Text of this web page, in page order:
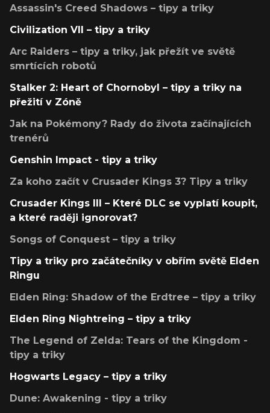
Assassin's Creed Shadows – tipy a triky
Civilization VII – tipy a triky
Arc Raiders – tipy a triky, jak přežít ve světě
smrtících robotů
Stalker 2: Heart of Chornobyl – tipy a triky na
přežití v Zóně
Jak na Pokémony? Rady do života začínajících
trenérů
Genshin Impact - tipy a triky
Za koho začít v Crusader Kings 3? Tipy a triky
Crusader Kings III – Které DLC se vyplatí koupit,
a které raději ignorovat?
Songs of Conquest – tipy a triky
Tipy a triky pro začátečníky v obřím světě Elden
Ringu
Elden Ring: Shadow of the Erdtree – tipy a triky
Elden Ring Nightreing – tipy a triky
The Legend of Zelda: Tears of the Kingdom -
tipy a triky
Hogwarts Legacy – tipy a triky
Dune: Awakening - tipy a triky